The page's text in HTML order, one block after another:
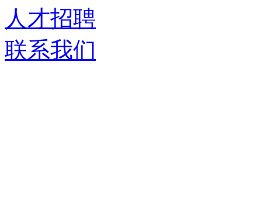
人才招聘
联系我们